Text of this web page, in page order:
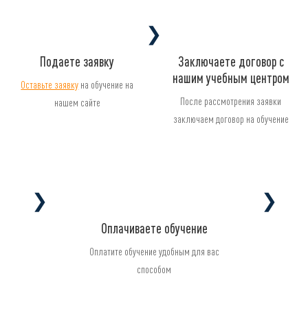
Подаете заявку
Оставьте заявку на обучение на
нашем сайте
❯
Заключаете договор с
нашим учебным центром
После рассмотрения заявки
заключаем договор на обучение
❯
Оплачиваете обучение
Оплатите обучение удобным для вас
способом
❯